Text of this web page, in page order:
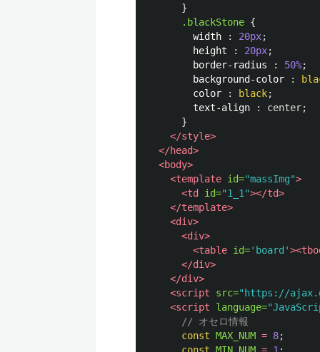
}
.blackStone {
width
: 20px;
height
: 20px;
border-radius
: 50%;
background-color
:
color
: black;
text-align
: center;
}
</style>
</head>
<body>
<template id="massImg">
<td
id="1_1"></td>
</template>
<div>
<div>
<table id='board'
</div>
</div>
<script src="https://
<script language=
// オセロ情報
const MAX_NUM = 8;